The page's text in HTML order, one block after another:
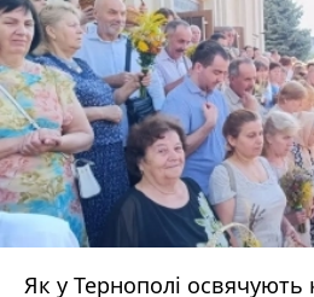
Як у Тернополі